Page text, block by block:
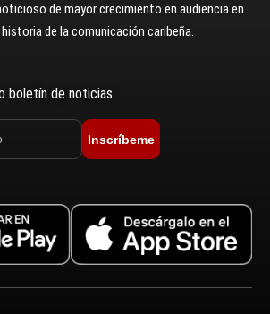
de mayor crecimiento en audiencia en
de la comunicación caribeña.
boletín de noticias.
Inscríbeme